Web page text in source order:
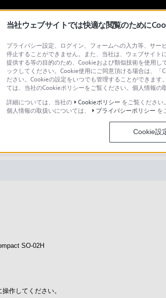
ート・お問い合わせ
/ 最終更新日 : 2025/03/11
器と接続する際、自動
SO-02H
作してください。
当社ウェブサイトでは快適な閲覧のために
プライバシー設定、ログイン、フォームへの入力等、サ
停止することができません。また、当社は、ウェブサイ
提供する等の目的のため、Cookieおよび類似技術を使用
ックしてください。Cookie使用にご同意頂ける場合は、
ださい。Cookieの設定をいつでも管理することができま
ては、当社のCookieポリシーをご覧ください。個人情報の
詳細については、当社の
Cookieポリシー をご覧ください。
個人情報の取扱いについては、
プライバシーポリシー を
Cookie設